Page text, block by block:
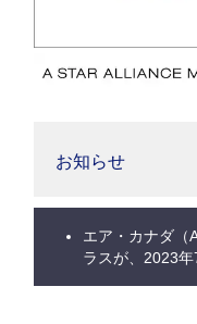
お知らせ
エア・カナダ（
ラスが、2023年